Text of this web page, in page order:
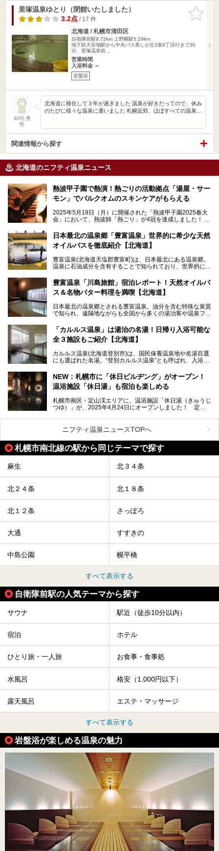
お気に入
りに追加
里塚温泉ゆとり（閉館いたしました）
3.2点/ 17 件
北海道 / 札幌市清田区
自衛隊前駅8.72km
上野幌駅5.29km
地下鉄大谷地駅から中央バス美しが丘3条9丁目行きで30
分、里塚温泉前…
営業時間
入浴料金 ～
岩盤浴
40代 男
性
北海道に移住して３年が過ぎました 温泉が好きだってので、休み
のたびに様々な温泉に通いました 札幌近郊、ほぼすべての温泉…
関連情報から探す
北海道のニフティ温泉ニュース
熱波甲子園で熱演！熱ごりの活動拠点「湯屋・サー
モン」でバルクオムのスキンケアがもらえる
2025年5月19日（月）に開催された「熱波甲子園2025春大
会」において、熱波師「熱ごり」が4冠を達成しました！
動拠点である北海道の銭湯「湯屋・サーモン」にて、メンズ
スキンケアブランド バルクオムの「ONE DAY KIT」を数量
限定でプレゼントいたします。
で、ぜひお試しください。※6月13日配布開始、なくなり次
第終了
───
提供元：株式会社バルクオム【PR】
この記事は株式会社バルクオム商品のPR記事です。
日本最北の温泉郷「豊富温泉」世界的に希少な天然
オイルバスを徹底紹介【北海道】
豊富温泉(北海道天塩郡豊富町)は、日本最北にある温泉郷。
温泉に石油成分を含有することで知られており、世界的にも
に特効があると言われ、遠隔地ながらも全国から湯治・療養
目的で多くの人々が訪れます。
地体験し、独自の視点で豊富温泉の“天然オイルバス”をレポ
ート。温泉地概要や日帰り入浴施設をはじめ、宿泊施設・ア
豊富温泉「川島旅館」宿泊レポート！天然オイルバ
ス＆名物バター料理を満喫【北海道】
日本最北の温泉郷とされる豊富温泉。油分を含む特殊な泉質
で知られ、遠隔地ながらも全国から多くの湯治客や温泉ファ
「川島旅館」は、豊富温泉の開湯当初から営業する老舗旅
館。とりわけ温泉の良さと名物のバター料理に定評があり、
の温泉や料理をはじめ、パブリックスペース・客室など宿の
全貌を徹底的にご紹介します！
「カルルス温泉」は湯治の名湯！日帰り入浴可能な
全３施設もご紹介【北海道】
カルルス温泉(北海道登別市)は、国民保養温泉地や名湯百選
にも選ばれた名湯。“登別カルルス温泉”とも呼ばれ、入浴剤
豊かな登別温泉とは対照的な存在で、今も湯治場的な要素が
残る閑静な温泉地です。
地体験し、カルルス温泉をご紹介。温泉地の概要や泉質解説
をはじめ、日帰り入浴可能な全３施設の紹介・周辺観光・ア
NEW：札幌市に「休日ビルヂング」がオープン！
温浴施設「休日湯」も宿泊も楽しめる
札幌市南区・定山渓エリアに、温浴施設「休日湯（きゅうじ
つゆ）」が、2025年4月24日にオープンしました！ 定山
この施設は、温泉・サウナの「休日湯」・ラウンジの「THE
LOUNGE DAYOF」・グルメ「休日洋麺店」・ホテル「エク
スクラメーションホテル」で構成された、まさに大人の癒し
空間。
今回は、そんな「休日ビルヂング」の魅力を5つのポイント
ニフティ温泉ニュースTOPへ
札幌市南北線の駅から同じテーマで探す
麻生 北３４条
北２４条 北１８条
北１２条 さっぽろ
大通 すすきの
中島公園 幌平橋
すべて表示する
自衛隊前駅の人気テーマから探す
サウナ 駅近（徒歩10分以内）
宿泊 ホテル
ひとり旅・一人旅 お食事・食事処
水風呂 格安（1,000円以下）
露天風呂 エステ・マッサージ
すべて表示する
岩盤浴が楽しめる温泉の魅力